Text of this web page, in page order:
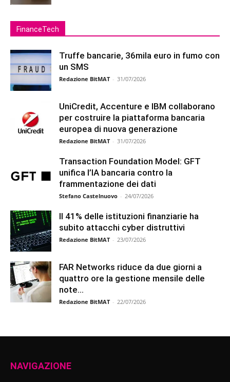
FinanceTech
Truffe bancarie, 36mila euro in fumo con
un SMS
Redazione BitMAT - 31/07/2026
UniCredit, Accenture e IBM collaborano
per costruire la piattaforma bancaria
europea di nuova generazione
Redazione BitMAT - 31/07/2026
Transaction Foundation Model: GFT
unifica l’IA bancaria contro la
frammentazione dei dati
Stefano Castelnuovo - 24/07/2026
Il 41% delle istituzioni finanziarie ha
subito attacchi cyber distruttivi
Redazione BitMAT - 23/07/2026
FAR Networks riduce da due giorni a
quattro ore la gestione mensile delle
note...
Redazione BitMAT - 22/07/2026
NAVIGAZIONE